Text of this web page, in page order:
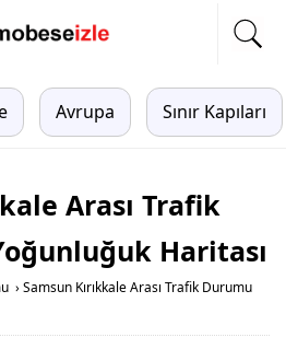
Avrupa Sınır Kapıları
Arası Trafik
Haritası
› Samsun Kırıkkale Arası Trafik Durumu